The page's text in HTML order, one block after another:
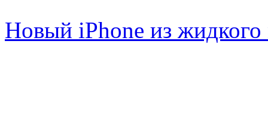
Новый iPhone из